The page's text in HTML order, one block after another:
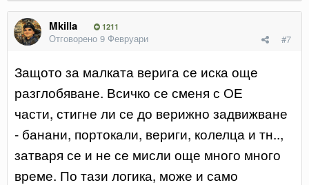
Mkilla 1211
#7
Отговорено 9 Февруари
Защото за малката верига се иска още
разглобяване. Всичко се сменя с ОЕ
части, стигне ли се до верижно задвижване
- банани, портокали, вериги, колелца и тн..,
затваря се и не се мисли още много много
време. По тази логика, може и само